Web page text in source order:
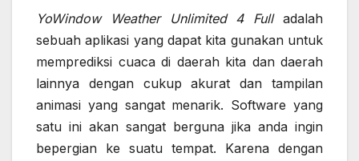
YoWindow Weather Unlimited 4 Fulladalah
sebuah aplikasi yang dapat kita gunakan untuk
memprediksi cuaca di daerah kita dan daerah
lainnya dengan cukup akurat dan tampilan
animasi yang sangat menarik. Software yang
satu ini akan sangat berguna jika anda ingin
bepergian ke suatu tempat. Karena dengan